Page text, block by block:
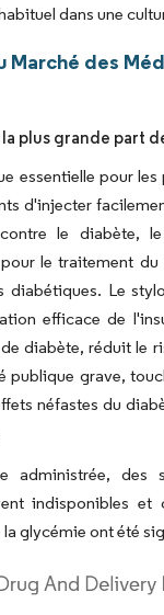
dans une
Marché des
plus grande part
essentielle pour
d'injecter
le diabète,
le traitement
Le
efficace de
diabète, réduit le
publique grave,
néfastes du
des
indisponibles
glycémie ont été